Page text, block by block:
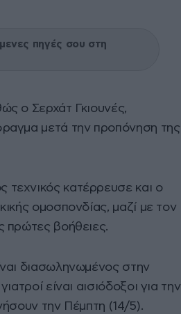
πηγές σου στη
ο Σερχάτ Γκιουνές,
μετά την προπόνηση της
κατέρρευσε και ο
ομοσπονδίας, μαζί με τον
πρώτες βοήθειες.
διασωληνωμένος στην
είναι αισιόδοξοι για την
την Πέμπτη (14/5).